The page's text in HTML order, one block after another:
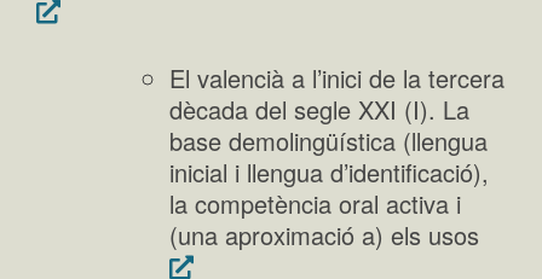
El valencià a l’inici de la tercera
dècada del segle XXI (I). La
base demolingüística (llengua
inicial i llengua d’identificació),
la competència oral activa i
(una aproximació a) els usos